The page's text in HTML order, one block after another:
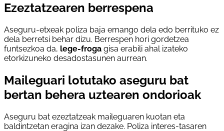
Ezeztatzearen berrespena
Aseguru-etxeak poliza baja emango dela edo berrituko ez
dela berretsi behar dizu. Berrespen hori gordetzea
funtsezkoa da, lege-froga gisa erabili ahal izateko
etorkizuneko desadostasunen aurrean.
Maileguari lotutako aseguru bat
bertan behera uztearen ondorioak
Aseguru bat ezeztatzeak maileguaren kuotan eta
baldintzetan eragina izan dezake. Poliza interes-tasaren